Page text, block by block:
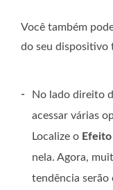
Você também
do seu dispositivo
-
No lado direito
acessar várias
Localize o Efeito
nela. Agora,
tendência serão